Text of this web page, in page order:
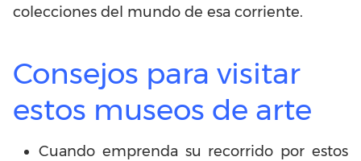
colecciones del mundo de esa corriente.
Consejos para visitar
estos museos de arte
Cuando emprenda su recorrido por estos